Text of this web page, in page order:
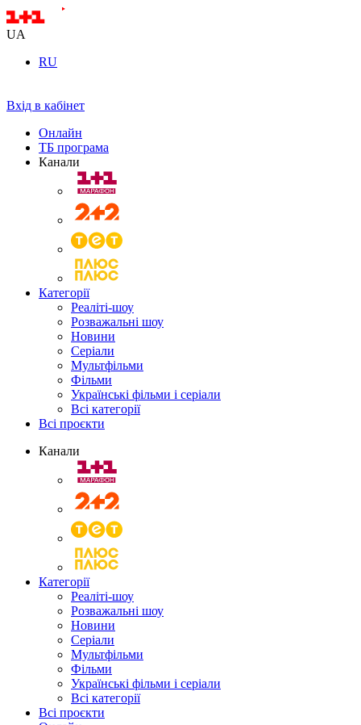
UA
RU
Вхід в кабінет
Онлайн
ТБ програма
Канали
Категорії
Реаліті-шоу
Розважальні шоу
Новини
Серіали
Мультфільми
Фільми
Українські фільми і серіали
Всі категорії
Всі проєкти
Канали
Категорії
Реаліті-шоу
Розважальні шоу
Новини
Серіали
Мультфільми
Фільми
Українські фільми і серіали
Всі категорії
Всі проєкти